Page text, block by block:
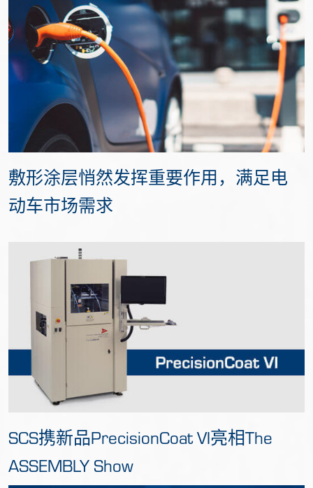
敷形涂层悄然发挥重要作用，满足电
动车市场需求
SCS携新品PrecisionCoat VI亮相The
ASSEMBLY Show